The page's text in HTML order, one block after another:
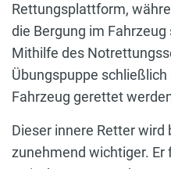
Rettungsplattform,
die Bergung im
Mithilfe des
Übungspuppe
Fahrzeug gerettet
Dieser innere Retter wird
zunehmend wichtiger. Er